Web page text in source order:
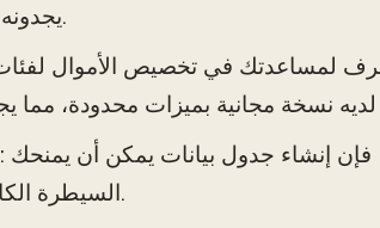
يجدونه يستحق الاستثمار.
: إذا كنت تفضل نهجًا أكثر عملية، فإن إنشاء جدول بيانات يمكن أن يمنحك
السيطرة الكاملة على ميزانيتك.